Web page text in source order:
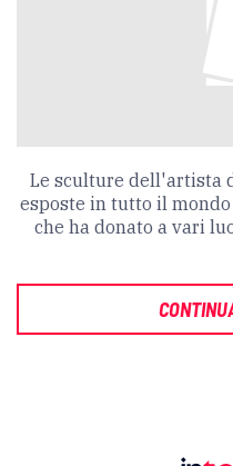
Le sculture dell'artista
esposte in tutto il
che ha donato a vari